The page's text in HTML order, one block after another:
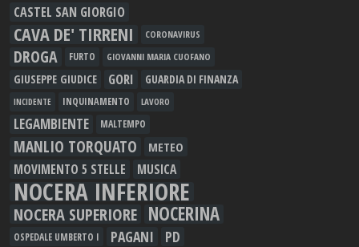
CASTEL SAN GIORGIO
CAVA DE' TIRRENI CORONAVIRUS
DROGA FURTO GIOVANNI MARIA CUOFANO
GIUSEPPE GIUDICE GORI GUARDIA DI FINANZA
INCIDENTE INQUINAMENTO LAVORO
LEGAMBIENTE MALTEMPO
MANLIO TORQUATO METEO
MOVIMENTO 5 STELLE MUSICA
NOCERA INFERIORE
NOCERA SUPERIORE NOCERINA
OSPEDALE UMBERTO I PAGANI PD